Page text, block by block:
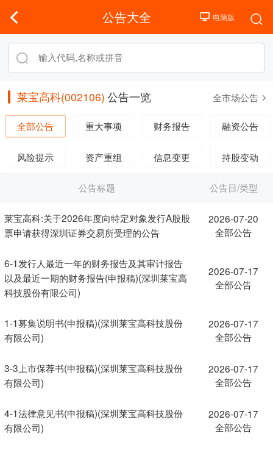
公告大全
莱宝高科(002106) 公告一览 全市场公告
全部公告 重大事项 财务报告 融资公告
风险提示 资产重组 信息变更 持股变动
公告标题 公告日/类型
莱宝高科:关于2026年度向特定对象发行A股股
票申请获得深圳证券交易所受理的公告
2026-07-20
全部公告
6-1发行人最近一年的财务报告及其审计报告
以及最近一期的财务报告(申报稿)(深圳莱宝高
科技股份有限公司)
2026-07-17
全部公告
1-1募集说明书(申报稿)(深圳莱宝高科技股份
有限公司)
2026-07-17
全部公告
3-3上市保荐书(申报稿)(深圳莱宝高科技股份
有限公司)
2026-07-17
全部公告
4-1法律意见书(申报稿)(深圳莱宝高科技股份
有限公司)
2026-07-17
全部公告